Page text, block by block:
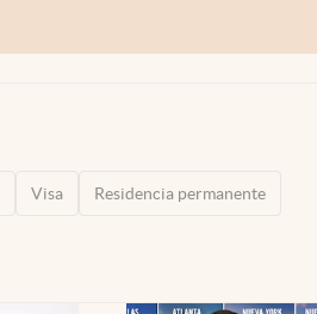
Visa Residencia permanente